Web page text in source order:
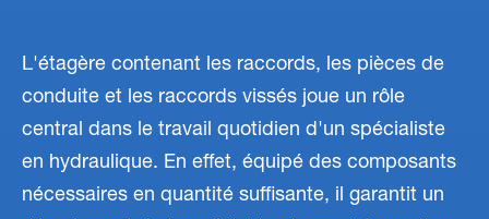
L'étagère contenant les raccords, les pièces de
conduite et les raccords vissés joue un rôle
central dans le travail quotidien d'un spécialiste
en hydraulique. En effet, équipé des composants
nécessaires en quantité suffisante, il garantit un